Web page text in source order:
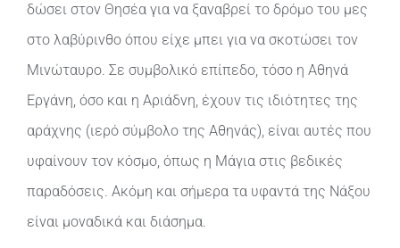
δώσει στον Θησέα για να ξαναβρεί το δρόμο του μες
στο λαβύρινθο όπου είχε μπει για να σκοτώσει τον
Μινώταυρο. Σε συμβολικό επίπεδο, τόσο η Αθηνά
Εργάνη, όσο και η Αριάδνη, έχουν τις ιδιότητες της
αράχνης (ιερό σύμβολο της Αθηνάς), είναι αυτές που
υφαίνουν τον κόσμο, όπως η Μάγια στις βεδικές
παραδόσεις. Ακόμη και σήμερα τα υφαντά της Νάξου
είναι μοναδικά και διάσημα.